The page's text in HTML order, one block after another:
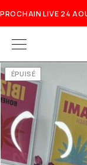
PROCHAIN LIVE 24
ÉPUISÉ